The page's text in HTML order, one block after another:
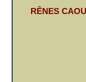
RÊNES